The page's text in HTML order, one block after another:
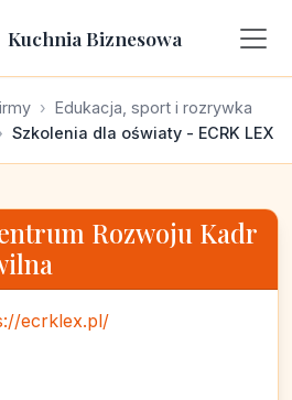
Kuchnia Biznesowa
Edukacja, sport i rozrywka
Szkolenia dla oświaty - ECRK LEX
Rozwoju Kadr
ecrklex.pl/